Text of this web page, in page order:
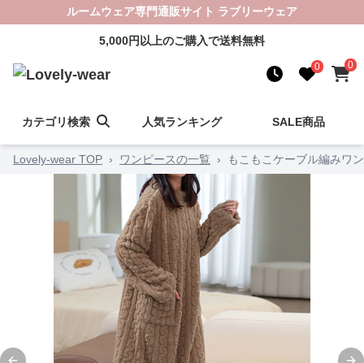
ルームウェア専門通販サイト ラブリーウェア
5,000円以上のご購入で送料無料
0 0
カテゴリ検索 人気ランキング SALE商品
Lovely-wear TOP › ワンピースの一覧 › もこもこケーブル編みワ